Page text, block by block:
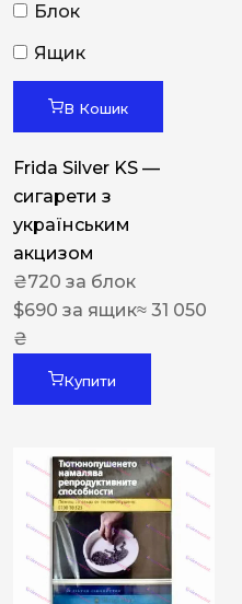
Блок
Ящик
В Кошик
Frida Silver KS —
сигарети з
українським
акцизом
₴720 за блок
$690 за ящик≈ 31 050
₴
Купити